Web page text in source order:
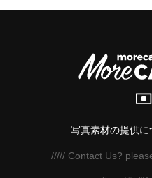
写真素材の提供に
///// Contact Us?